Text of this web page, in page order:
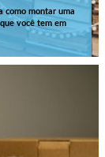
como montar uma
você tem em